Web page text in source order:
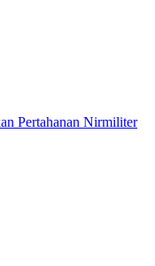
Pertahanan Nirmiliter